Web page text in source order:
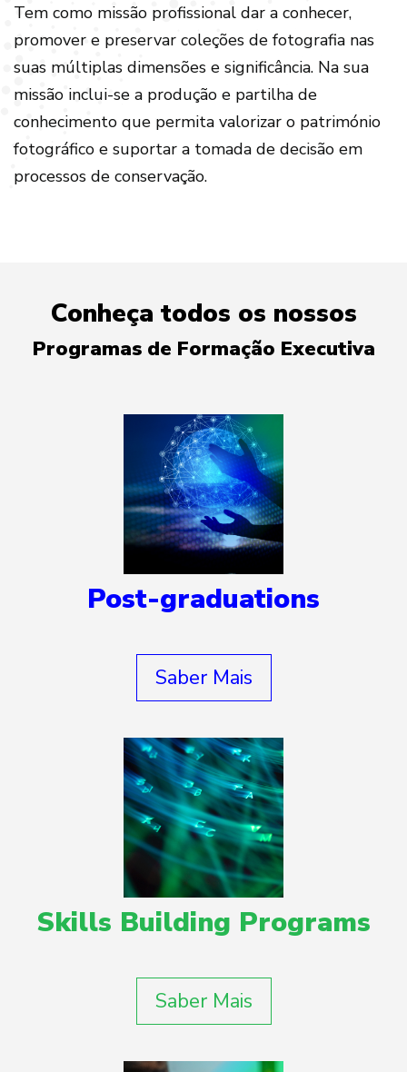
Tem como missão profissional dar a conhecer,
promover e preservar coleções de fotografia nas
suas múltiplas dimensões e significância. Na sua
missão inclui-se a produção e partilha de
conhecimento que permita valorizar o património
fotográfico e suportar a tomada de decisão em
processos de conservação.
Conheça todos os nossos
Programas de Formação Executiva
Post-graduations
Saber Mais
Skills Building Programs
Saber Mais